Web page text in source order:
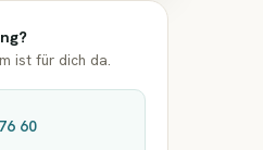
ist für dich da.
60